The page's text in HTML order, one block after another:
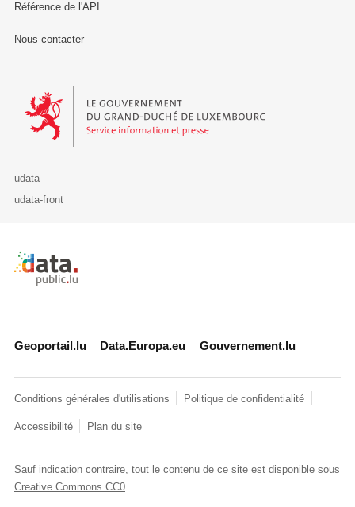
Référence de l'API
Nous contacter
Le Gouvernement du Grand-Duché de Luxembourg - Service
udata
udata-front
Retour à l'accueil de data.public.lu
Geoportail.lu Data.Europa.eu Gouvernement.lu
Conditions générales d'utilisations Politique de confidentialité
Accessibilité Plan du site
Sauf indication contraire, tout le contenu de ce site est disponible sous
Creative Commons CC0